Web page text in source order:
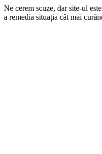
Ne cerem scuze, dar site-ul
a remedia situația cât mai